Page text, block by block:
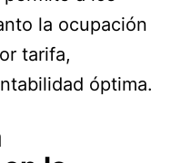
la ocupación
tarifa,
óptima.